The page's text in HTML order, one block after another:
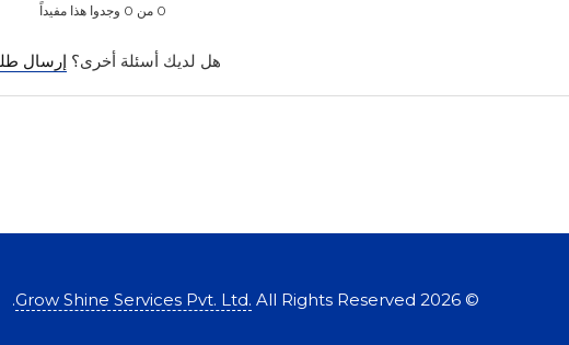
0 من 0 وجدوا هذا مفيداً
هل لديك أسئلة أخرى؟ إرسال
©
2026
Grow Shine Services Pvt. Ltd. All Rights Reserved.